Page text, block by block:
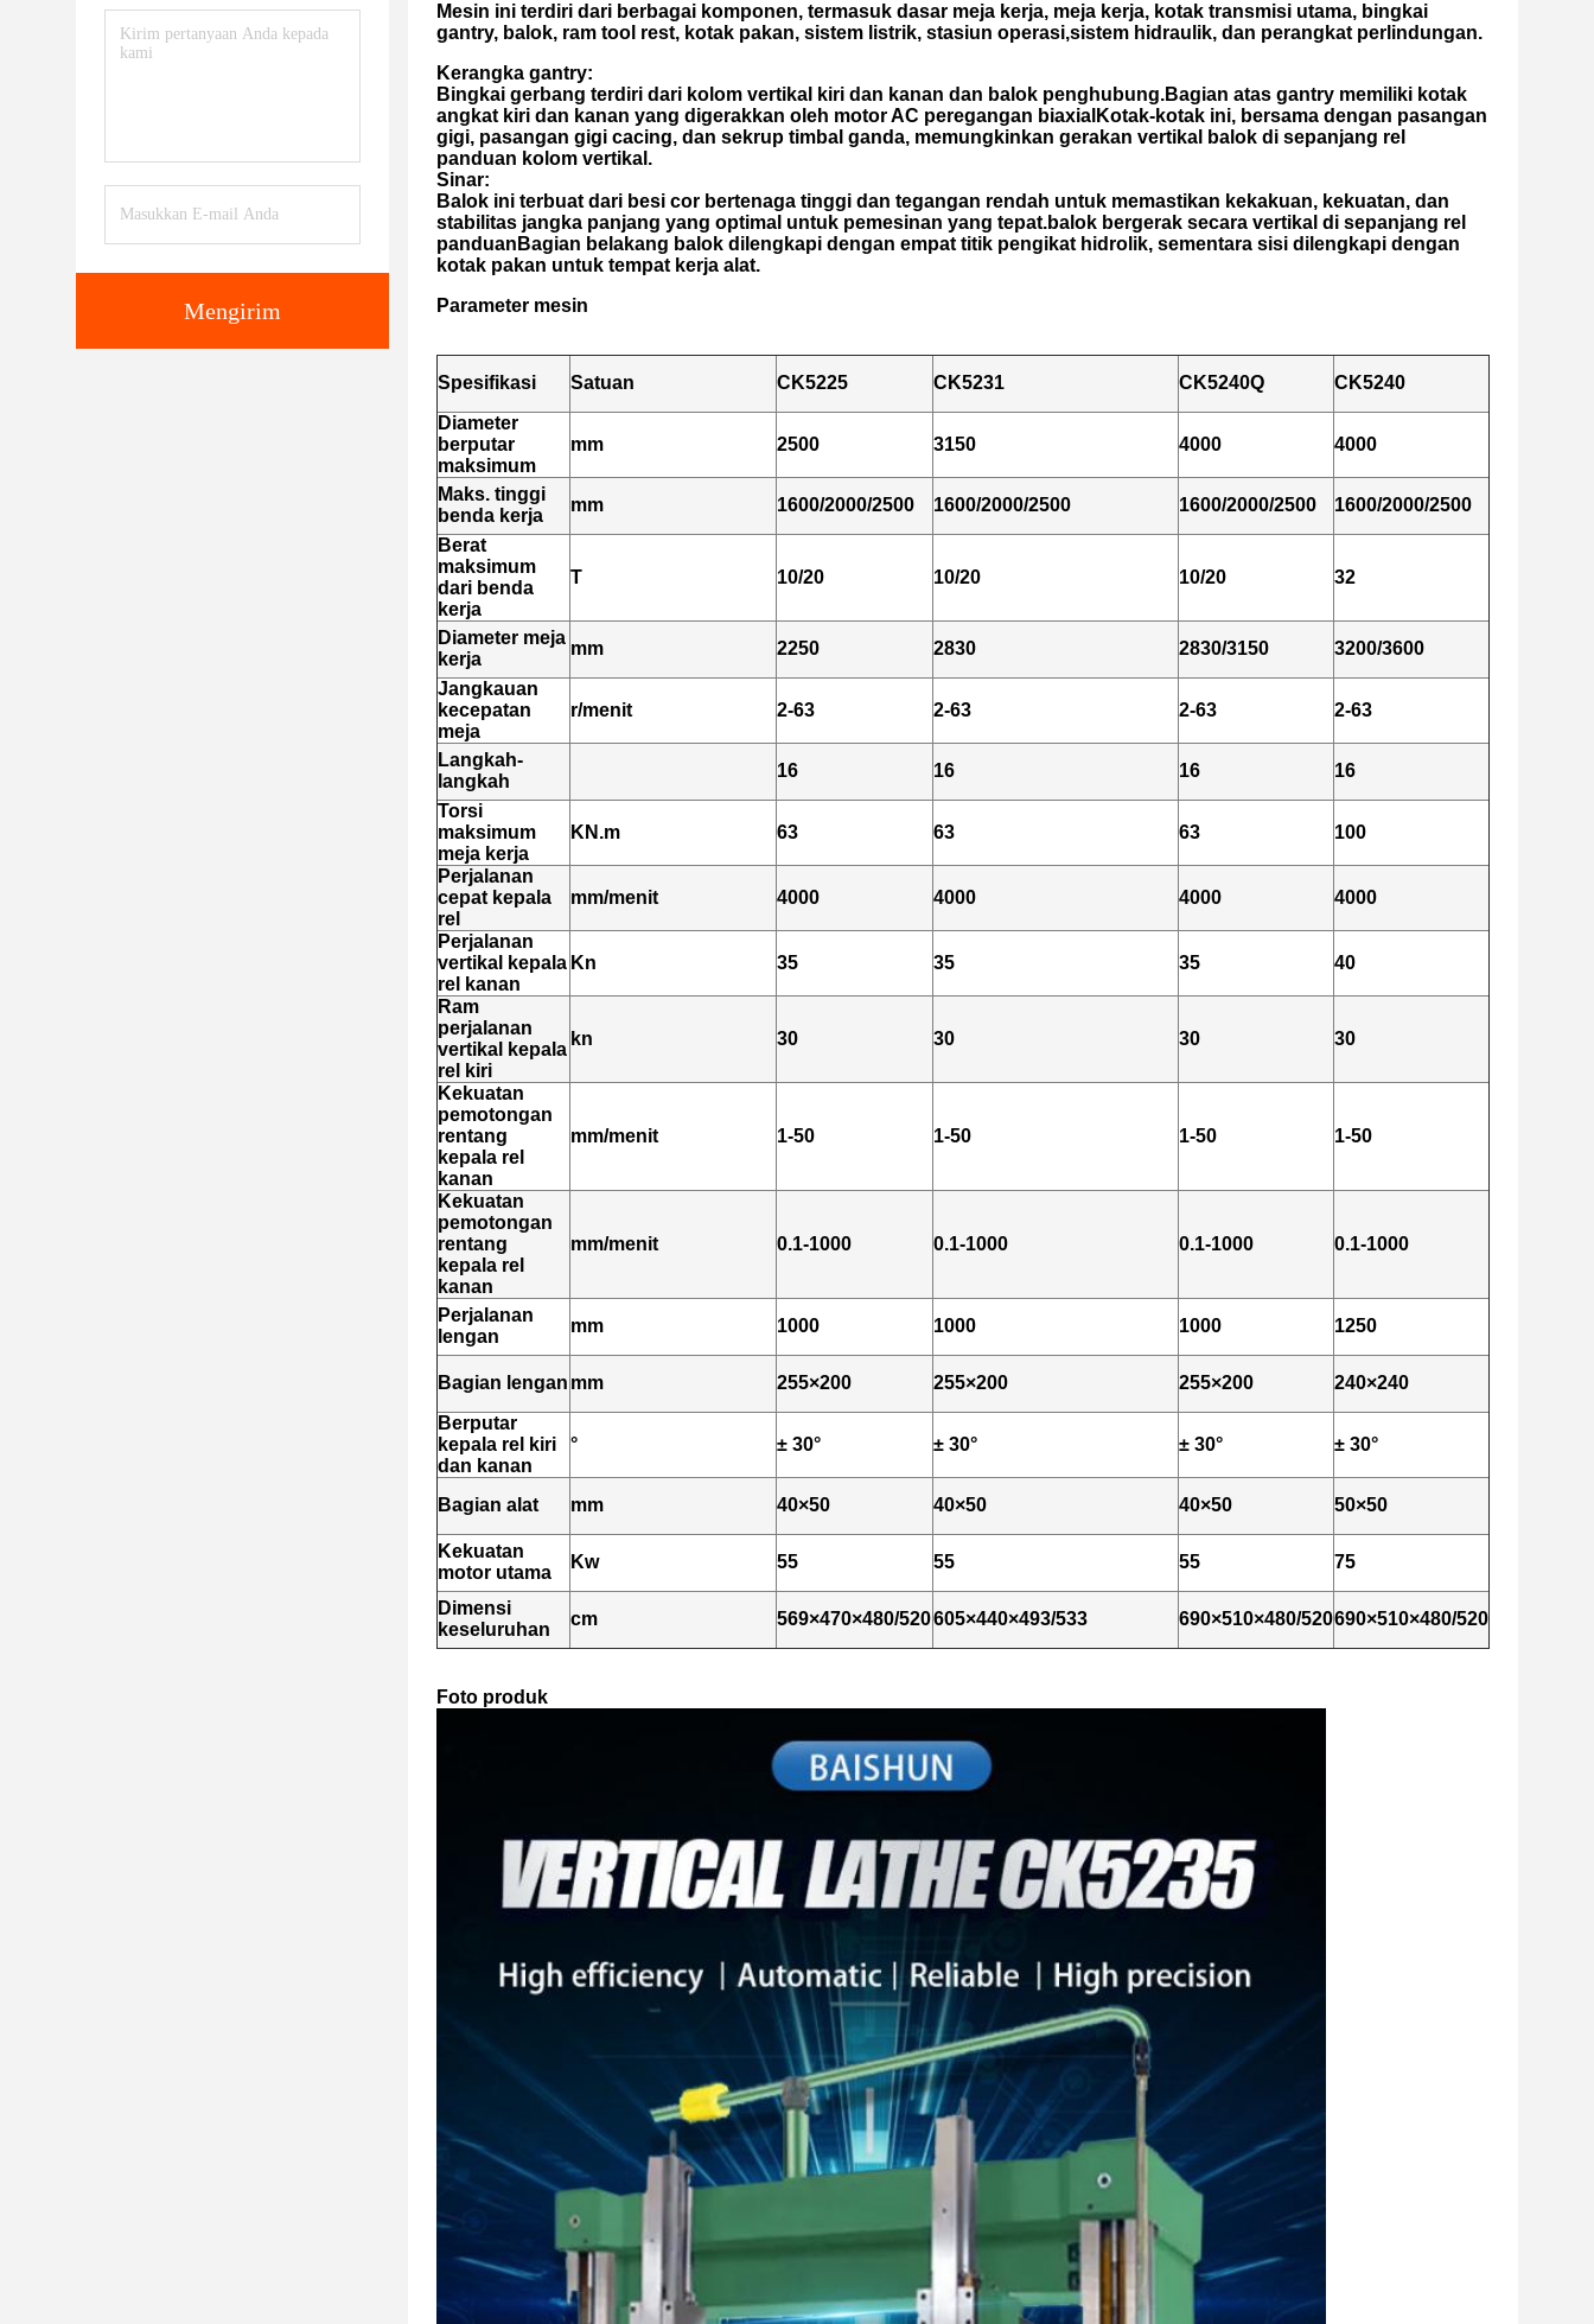
Mengirim
Mesin ini terdiri dari berbagai komponen, termasuk dasar meja kerja, meja kerja, kotak transmisi utama, bingkai
gantry, balok, ram tool rest, kotak pakan, sistem listrik, stasiun operasi,sistem hidraulik, dan perangkat perlindungan.
Kerangka gantry:
Bingkai gerbang terdiri dari kolom vertikal kiri dan kanan dan balok penghubung.Bagian atas gantry memiliki kotak
angkat kiri dan kanan yang digerakkan oleh motor AC peregangan biaxialKotak-kotak ini, bersama dengan pasangan
gigi, pasangan gigi cacing, dan sekrup timbal ganda, memungkinkan gerakan vertikal balok di sepanjang rel
panduan kolom vertikal.
Sinar:
Balok ini terbuat dari besi cor bertenaga tinggi dan tegangan rendah untuk memastikan kekakuan, kekuatan, dan
stabilitas jangka panjang yang optimal untuk pemesinan yang tepat.balok bergerak secara vertikal di sepanjang rel
panduanBagian belakang balok dilengkapi dengan empat titik pengikat hidrolik, sementara sisi dilengkapi dengan
kotak pakan untuk tempat kerja alat.
Parameter mesin
Spesifikasi Satuan CK5225 CK5231 CK5240Q
CK5240
Diameter
berputar
maksimum
mm 2500 3150 4000 4000
Maks. tinggi
benda kerja
mm 1600/2000/2500 1600/2000/2500 1600/2000/2500
1600/2000/2500
Berat
maksimum
dari benda
kerja
T 10/20 10/20 10/20 32
Diameter meja
kerja
mm 2250 2830 2830/3150
3200/3600
Jangkauan
kecepatan
meja
r/menit 2-63 2-63 2-63 2-63
Langkah-
langkah
16 16 16
16
Torsi
maksimum
meja kerja
KN.m 63 63 63 100
Perjalanan
cepat kepala
rel
mm/menit 4000 4000 4000 4000
Perjalanan
vertikal kepala
rel kanan
Kn 35 35 35 40
Ram
perjalanan
vertikal kepala
rel kiri
kn 30 30 30 30
Kekuatan
pemotongan
rentang
kepala rel
kanan
mm/menit 1-50 1-50 1-50 1-50
Kekuatan
pemotongan
rentang
kepala rel
kanan
mm/menit 0.1-1000 0.1-1000 0.1-1000 0.1-1000
Perjalanan
lengan
mm 1000 1000 1000 1250
Bagian lengan mm 255×200 255×200 255×200
240×240
Berputar
kepala rel kiri
dan kanan
° ± 30° ± 30° ± 30° ± 30°
Bagian alat mm 40×50 40×50 40×50 50×50
Kekuatan
motor utama
Kw 55 55 55 75
Dimensi
keseluruhan
cm 569×470×480/520605×440×493/533 690×510×480/520690×510×480/520
Foto produk